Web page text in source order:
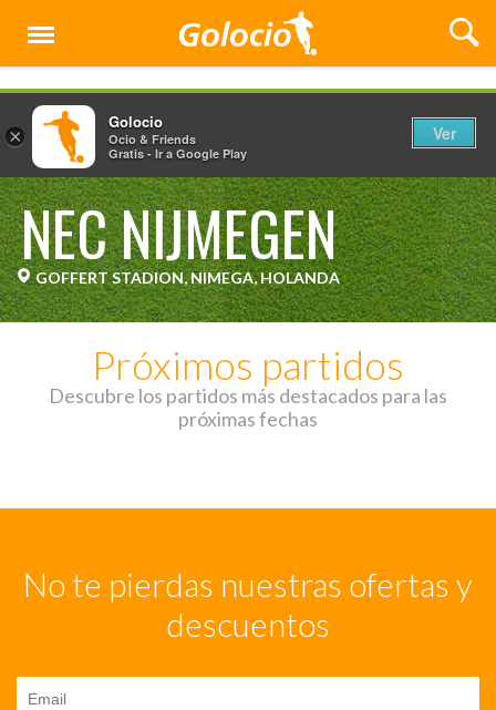
Menú
NEC NIJMEGEN
GOFFERT STADION, NIMEGA, HOLANDA
Próximos partidos
Descubre los partidos más destacados para las
próximas fechas
No te pierdas nuestras ofertas y
descuentos
×
Golocio
Ocio & Friends
Gratis - Ir a Google Play
Ver